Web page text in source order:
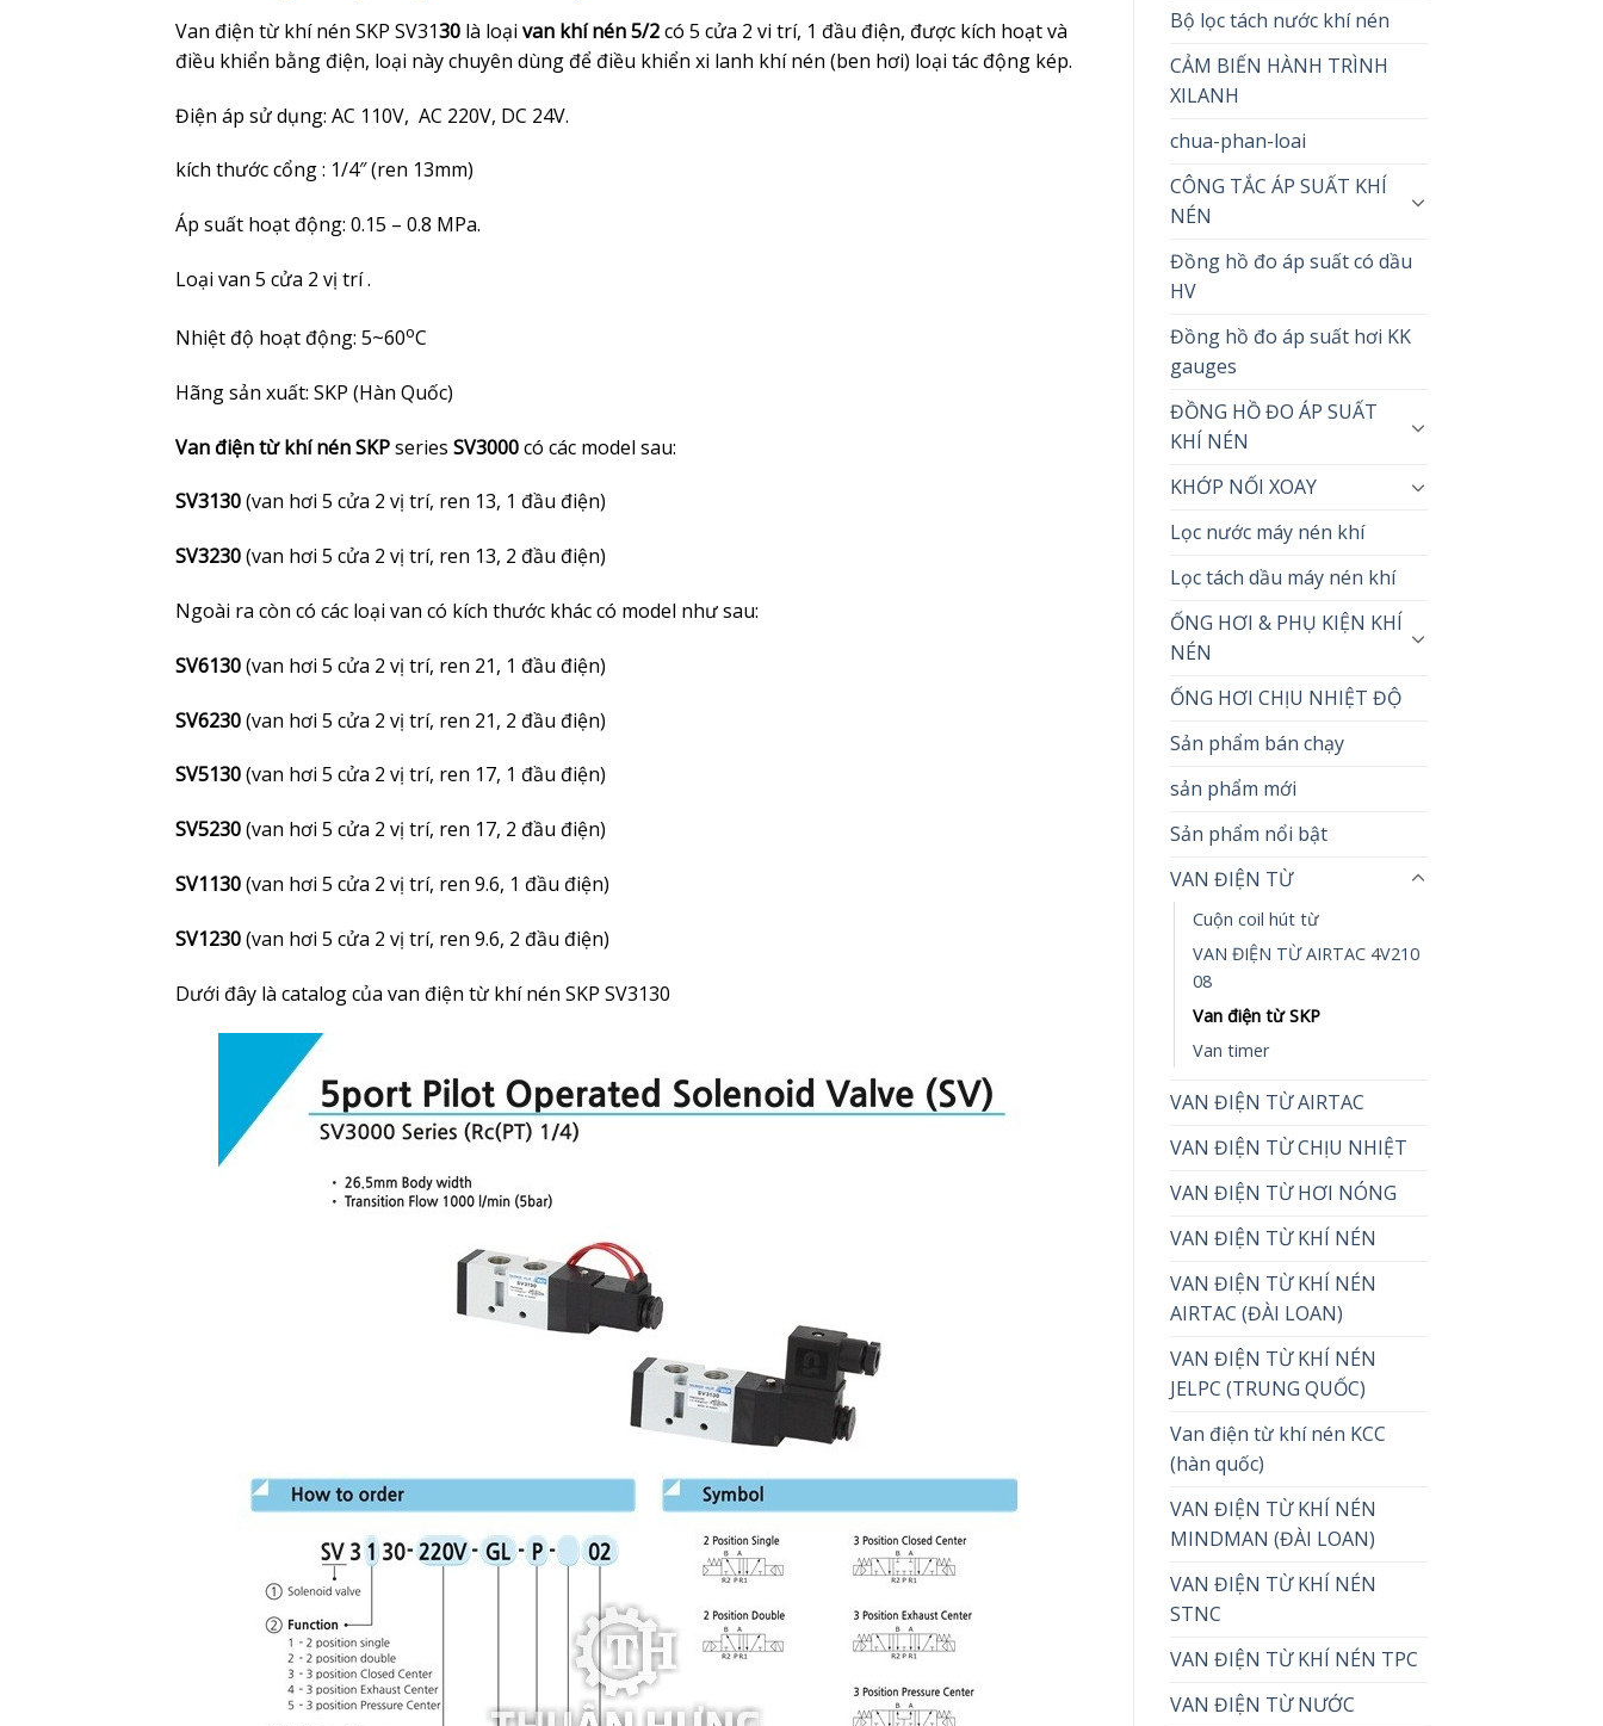
Van điện từ khí nén SKP SV3130 là loại van khí nén 5/2có 5 cửa 2 vi trí, 1 đầu điện, được kích hoạt và
điều khiển bằng điện, loại này chuyên dùng để điều khiển xi lanh khí nén (ben hơi) loại tác động kép.
Điện áp sử dụng: AC 110V, AC 220V, DC 24V.
kích thước cổng : 1/4″ (ren 13mm)
Áp suất hoạt động: 0.15 – 0.8 MPa.
Loại van 5 cửa 2 vị trí .
Nhiệt độ hoạt động: 5~60oC
Hãng sản xuất: SKP (Hàn Quốc)
Van điện từ khí nén SKPseries SV3000có các model sau:
SV3130(van hơi 5 cửa 2 vị trí, ren 13, 1 đầu điện)
SV3230(van hơi 5 cửa 2 vị trí, ren 13, 2 đầu điện)
Ngoài ra còn có các loại van có kích thước khác có model như sau:
SV6130(van hơi 5 cửa 2 vị trí, ren 21, 1 đầu điện)
SV6230(van hơi 5 cửa 2 vị trí, ren 21, 2 đầu điện)
SV5130(van hơi 5 cửa 2 vị trí, ren 17, 1 đầu điện)
SV5230(van hơi 5 cửa 2 vị trí, ren 17, 2 đầu điện)
SV1130(van hơi 5 cửa 2 vị trí, ren 9.6, 1 đầu điện)
SV1230(van hơi 5 cửa 2 vị trí, ren 9.6, 2 đầu điện)
Dưới đây là catalog của van điện từ khí nén SKP SV3130
Bộ lọc tách nước khí nén
CẢM BIẾN HÀNH TRÌNH
XILANH
chua-phan-loai
CÔNG TẮC ÁP SUẤT KHÍ
NÉN
Đồng hồ đo áp suất có dầu
HV
Đồng hồ đo áp suất hơi KK
gauges
ĐỒNG HỒ ĐO ÁP SUẤT
KHÍ NÉN
KHỚP NỐI XOAY
Lọc nước máy nén khí
Lọc tách dầu máy nén khí
ỐNG HƠI & PHỤ KIỆN KHÍ
NÉN
ỐNG HƠI CHỊU NHIỆT ĐỘ
Sản phẩm bán chạy
sản phẩm mới
Sản phẩm nổi bật
VAN ĐIỆN TỪ
Cuộn coil hút từ
VAN ĐIỆN TỪ AIRTAC 4V210
08
Van điện từ SKP
Van timer
VAN ĐIỆN TỪ AIRTAC
VAN ĐIỆN TỪ CHỊU NHIỆT
VAN ĐIỆN TỪ HƠI NÓNG
VAN ĐIỆN TỪ KHÍ NÉN
VAN ĐIỆN TỪ KHÍ NÉN
AIRTAC (ĐÀI LOAN)
VAN ĐIỆN TỪ KHÍ NÉN
JELPC (TRUNG QUỐC)
Van điện từ khí nén KCC
(hàn quốc)
VAN ĐIỆN TỪ KHÍ NÉN
MINDMAN (ĐÀI LOAN)
VAN ĐIỆN TỪ KHÍ NÉN
STNC
VAN ĐIỆN TỪ KHÍ NÉN TPC
VAN ĐIỆN TỪ NƯỚC